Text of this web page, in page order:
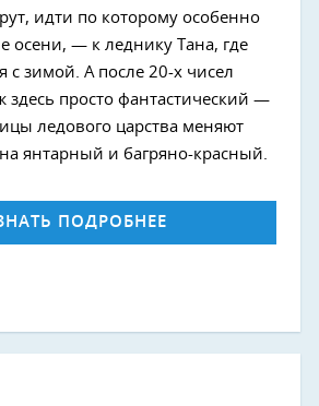
идти по которому особенно
осени, — к леднику Тана, где
с зимой. А после 20-х чисел
здесь просто фантастический —
ледового царства меняют
янтарный и багряно-красный.
ПОДРОБНЕЕ